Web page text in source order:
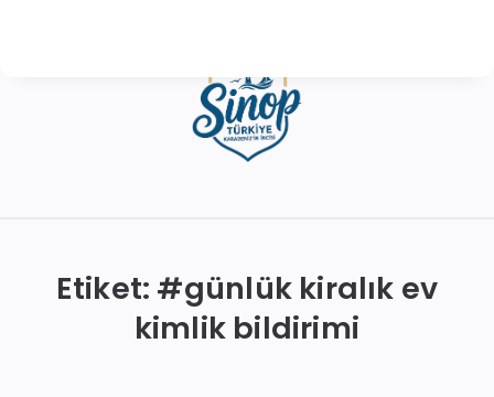
Etiket: #günlük kiralık ev
kimlik bildirimi